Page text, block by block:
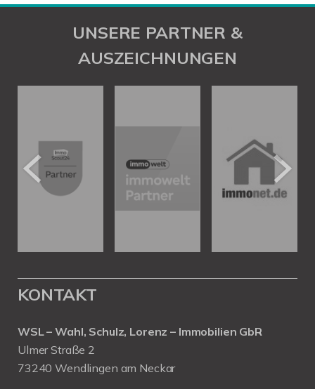
UNSERE PARTNER &
AUSZEICHNUNGEN
KONTAKT
WSL – Wahl, Schulz, Lorenz – Immobilien GbR
Ulmer Straße 2
73240 Wendlingen am Neckar